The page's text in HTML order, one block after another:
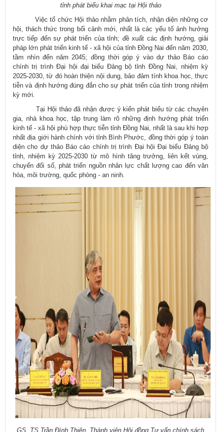
tỉnh phát biểu khai mạc tại Hội thảo
Việc tổ chức Hội thảo nhằm phân tích, nhận diện những cơ
hội, thách thức trong bối cảnh mới, nhất là các yếu tố ảnh hưởng
trực tiếp đến sự phát triển của tỉnh; đề xuất các định hướng, giải
pháp lớn phát triển kinh tế - xã hội của tỉnh Đồng Nai đến năm 2030,
tầm nhìn đến năm 2045; đồng thời góp ý vào dự thảo Báo cáo
chính trị trình Đại hội đại biểu Đảng bộ tỉnh Đồng Nai, nhiệm kỳ
2025-2030, từ đó hoàn thiện nội dung, bảo đảm tính khoa học, thực
tiễn và định hướng đúng đắn cho sự phát triển của tỉnh trong nhiệm
kỳ mới.
Tại Hội thảo đã nhận được ý kiến phát biểu từ các chuyên
gia, nhà khoa học, tập trung làm rõ những định hướng phát triển
kinh tế - xã hội phù hợp thực tiễn tỉnh Đồng Nai, nhất là sau khi hợp
nhất địa giới hành chính với tỉnh Bình Phước, đồng thời góp ý toàn
diện cho dự thảo Báo cáo chính trị trình Đại hội Đại biểu Đảng bộ
tỉnh, nhiệm kỳ 2025-2030 từ mô hình tăng trưởng, liên kết vùng,
chuyển đổi số, phát triển nguồn nhân lực chất lượng cao đến văn
hóa, môi trường, quốc phòng - an ninh.
GS. TS Trần Đình Thiên, Thành viên Hội đồng Tư vấn chính sách